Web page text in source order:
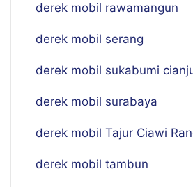
derek mobil rawamangun
derek mobil serang
derek mobil sukabumi
derek mobil surabaya
derek mobil Tajur Ciawi
derek mobil tambun